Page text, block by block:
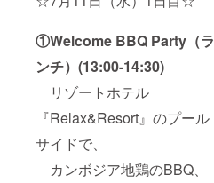
①Welcome BBQ Party（ラ
ンチ）(13:00-14:30)
リゾートホテル
『Relax&Resort』のプール
サイドで、
カンボジア地鶏のBBQ、